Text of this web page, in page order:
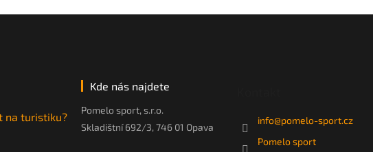
na turistiku?
Kde nás najdete
Pomelo sport, s.r.o.
Skladištní 692/3, 746 01 Opava
info@pomelo-sport.cz
Pomelo sport